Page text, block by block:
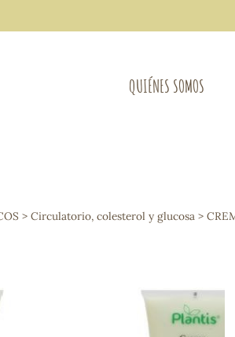
QUIÉNES SOMOS
Osteo-articular
Mujer
Extracto de plantas
> Circulatorio, colesterol y glucosa >